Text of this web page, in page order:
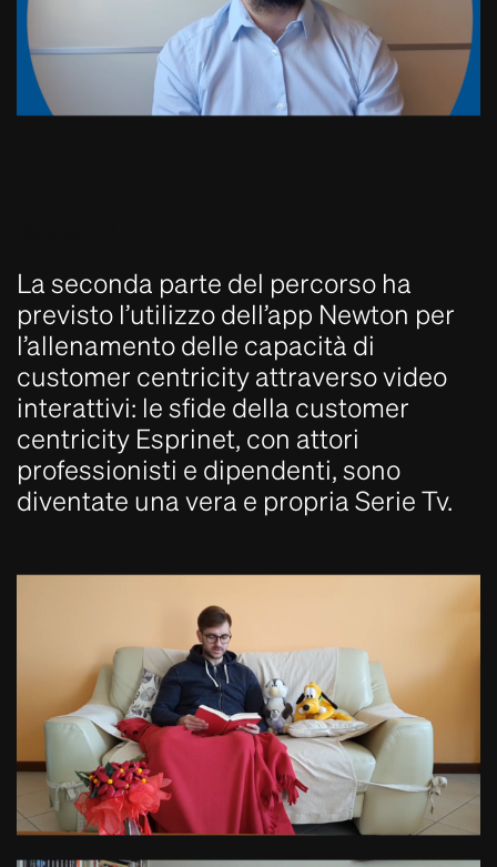
La seconda parte del percorso ha
previsto l’utilizzo dell’app Newton per
l’allenamento delle capacità di
customer centricity attraverso video
interattivi: le sfide della customer
centricity Esprinet, con attori
professionisti e dipendenti, sono
diventate una vera e propria Serie Tv.